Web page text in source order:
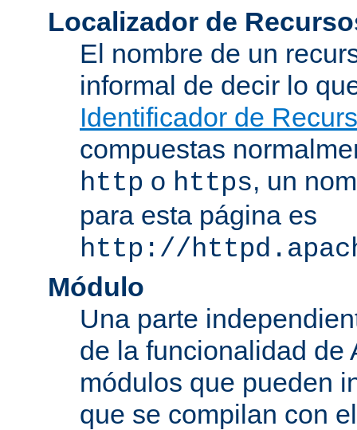
Localizador de
El nombre de un
informal de decir lo
Identificador de
compuestas
http o https, un
para esta página es
http://
Módulo
Una parte
de la funcionalidad de
módulos que pueden
que se compilan con